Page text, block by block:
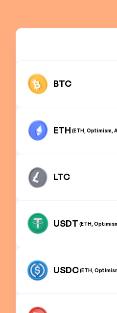
BTC
ETH (ETH, Optimism,
LTC
USDT (ETH,
USDC(ETH,